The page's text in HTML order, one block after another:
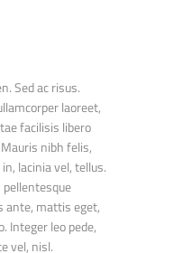
Sed ac risus.
laoreet,
facilisis libero
nibh felis,
lacinia vel, tellus.
ante, mattis eget,
Integer leo pede,
vel, nisl.